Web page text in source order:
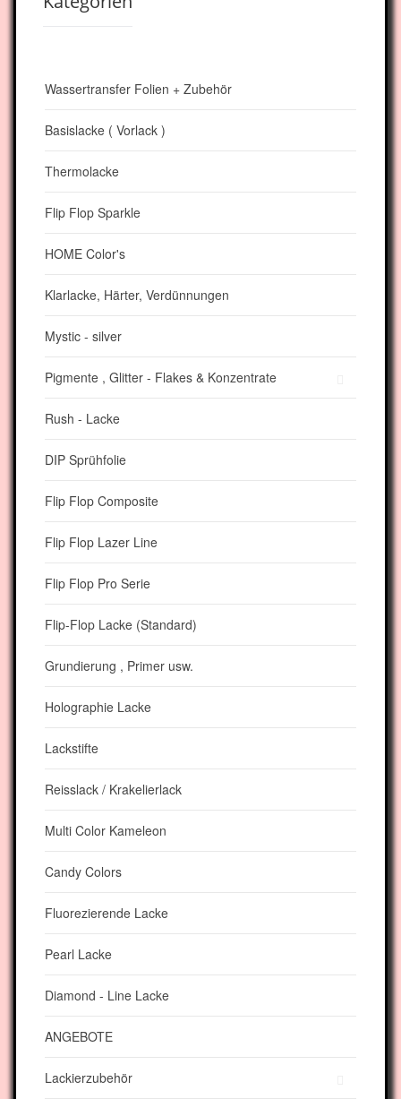
Wassertransfer Folien + Zubehör
Basislacke ( Vorlack )
Thermolacke
Flip Flop Sparkle
HOME Color's
Klarlacke, Härter, Verdünnungen
Mystic - silver
Pigmente , Glitter - Flakes & Konzentrate
Rush - Lacke
DIP Sprühfolie
Flip Flop Composite
Flip Flop Lazer Line
Flip Flop Pro Serie
Flip-Flop Lacke (Standard)
Grundierung , Primer usw.
Holographie Lacke
Lackstifte
Reisslack / Krakelierlack
Multi Color Kameleon
Candy Colors
Fluorezierende Lacke
Pearl Lacke
Diamond - Line Lacke
ANGEBOTE
Lackierzubehör